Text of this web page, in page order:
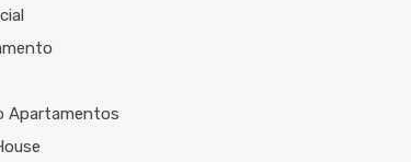
Apartamentos